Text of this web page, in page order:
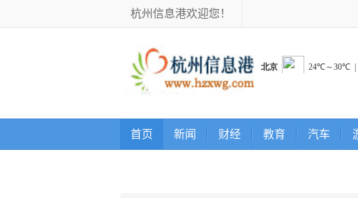
杭州信息港欢迎您！
首页 新闻 财经 教育 汽车